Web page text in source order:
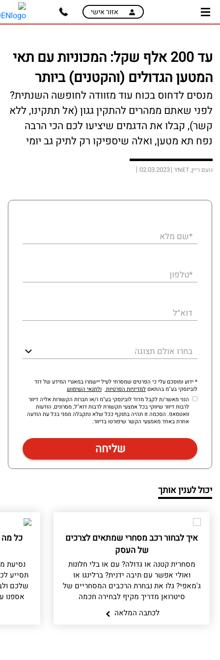
skip
skip
אזור אישי
עד 200 אלף שקל: המכוניות עם תאי
המטען הגדולים (והקטנים) ביותר
מנסים לדחוס בכוח עוד מזוודה לחופשה השנתית?
לפני שאתם ממהרים להתקין גגון (אל תתקינו, ללא
קשר), קבלו את הדגמים שיציעו לכם הכי הרבה
נפח תא מטען, ואלה שיספיקו רק לתיק גב יומי
נועם ריין, YNET 02.03.2023
*שם מלא
*טלפון
דוא״ל
בחרו אולם תצוגה
* ידוע ומוסכם עלי כי הפרטים שמסרתי לעיל יישמרו במאגרי המידע של דוד
לובינסקי בע"מ בהתאםלמדיניות הפרטיות ולתנאי השימוש
הנני מאשר/ת לקבל מדוד לובינסקי בע"מ ו/או חברות הקשורות אליה דיוור
לרבות דיוור שיווקי בכל אמצעי תקשורת לרבות דוא"ל, מסרונים, הודעות
וואטסאפ. הסכמה זו תהיה בתוקף ככל שלא נתקבלה ממני בכל עת הודעה
אחרת באחד מאמצעי הקשר שיפורטו בדיוור.
יכול לענין אותך
איך לבחור רכב מסחרי שמתאים לצרכים
של העסק
מסחרית קטנה או גדולה? עם או בלי חלונות
ואולי אפשר עם תיבה ידנית? ברלינגו או
ג'מאפי? גלו את נבחרת הרכבים המסחריים של
סיטרואן מדריך מקיף לבחירה חכמה
לכתבה המלאה
כל
נסיעת
תסייע
שלכם
אספנו